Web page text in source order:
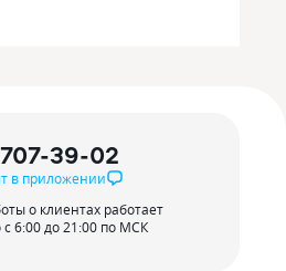
39-02
в приложении
о клиентах работает
6:00 до 21:00 по МСК